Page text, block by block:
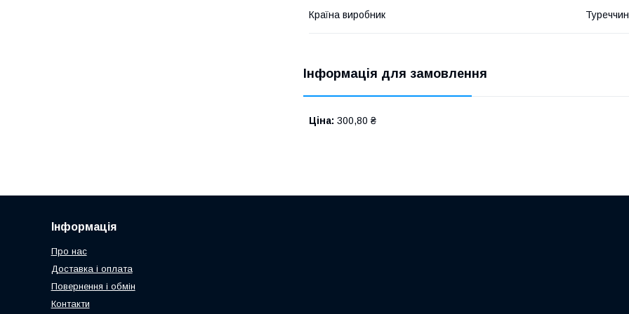
Країна виробник
Інформація для замовлення
Ціна: 300,80 ₴
Інформація
Про нас
Доставка і оплата
Повернення і обмін
Контакти